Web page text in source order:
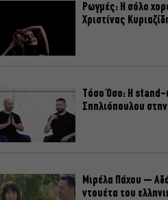
Ρωγμές: Η σόλο
Χριστίνας
Τόσο Όσο: Η
Σπηλιόπουλου
Μιρέλα Πάχου –
ντουέτα του